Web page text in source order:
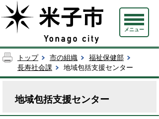
メニュー
トップ 市の組織
福祉保健部
長寿社会課
地域包括支援センター
地域包括支援センター